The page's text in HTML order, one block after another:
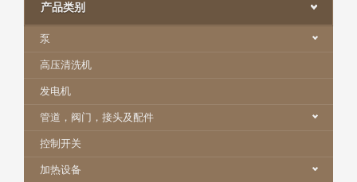
产品类别
泵
高压清洗机
发电机
管道，阀门，接头及配件
控制开关
加热设备